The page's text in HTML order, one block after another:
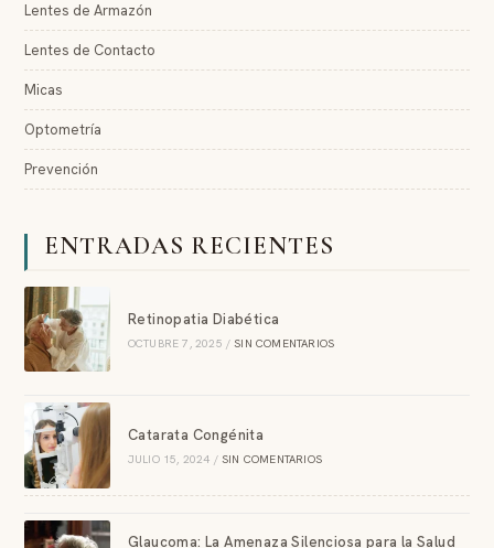
Lentes de Armazón
Lentes de Contacto
Micas
Optometría
Prevención
ENTRADAS RECIENTES
Retinopatia Diabética
OCTUBRE 7, 2025 / SIN COMENTARIOS
Catarata Congénita
JULIO 15, 2024 / SIN COMENTARIOS
Glaucoma: La Amenaza Silenciosa para la Salud